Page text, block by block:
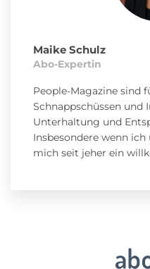
Maike Schulz
Abo-Expertin
People-Magazine sind
Schnappschüssen und
Unterhaltung und
Insbesondere wenn
mich seit jeher ein